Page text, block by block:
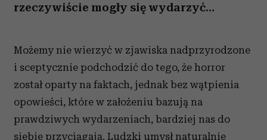
rzeczywiście mogły się wydarzyć…
Możemy nie wierzyć w zjawiska nadprzyrodzone
i sceptycznie podchodzić do tego, że horror
został oparty na faktach, jednak bez wątpienia
opowieści, które w założeniu bazują na
prawdziwych wydarzeniach, bardziej nas do
siebie przyciągają. Ludzki umysł naturalnie